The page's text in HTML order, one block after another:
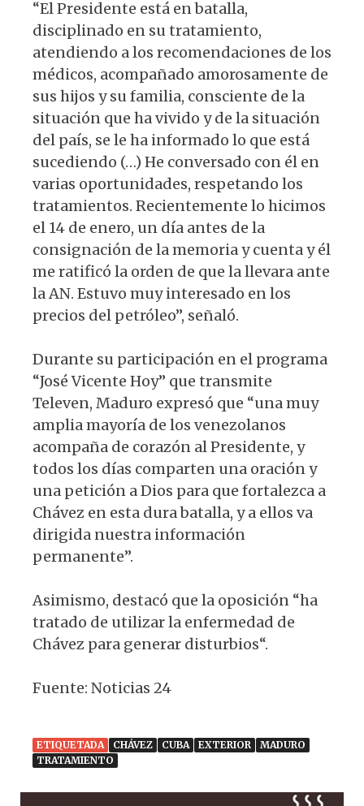
“El Presidente está en batalla,
disciplinado en su tratamiento,
atendiendo a los recomendaciones de los
médicos, acompañado amorosamente de
sus hijos y su familia, consciente de la
situación que ha vivido y de la situación
del país, se le ha informado lo que está
sucediendo (…) He conversado con él en
varias oportunidades, respetando los
tratamientos. Recientemente lo hicimos
el 14 de enero, un día antes de la
consignación de la memoria y cuenta y él
me ratificó la orden de que la llevara ante
la AN. Estuvo muy interesado en los
precios del petróleo”, señaló.
Durante su participación en el programa
“José Vicente Hoy” que transmite
Televen, Maduro expresó que “una muy
amplia mayoría de los venezolanos
acompaña de corazón al Presidente, y
todos los días comparten una oración y
una petición a Dios para que fortalezca a
Chávez en esta dura batalla, y a ellos va
dirigida nuestra información
permanente”.
Asimismo, destacó que la oposición “ha
tratado de utilizar la enfermedad de
Chávez para generar disturbios“.
Fuente: Noticias 24
ETIQUETADA CHÁVEZ CUBA EXTERIOR
MADURO
TRATAMIENTO